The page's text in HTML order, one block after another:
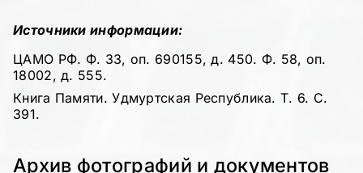
Источники информации:
ЦАМО РФ. Ф. 33, оп. 690155, д. 450. Ф. 58, оп.
18002, д. 555.
Книга Памяти. Удмуртская Республика. Т. 6. С.
391.
Архив фотографий и документов